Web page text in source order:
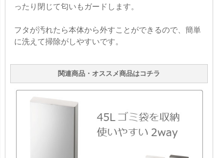
ったり閉じて匂いもガードします。
フタが汚れたら本体から外すことができるので、簡単
に洗えて掃除がしやすいです。
関連商品・オススメ商品はコチラ